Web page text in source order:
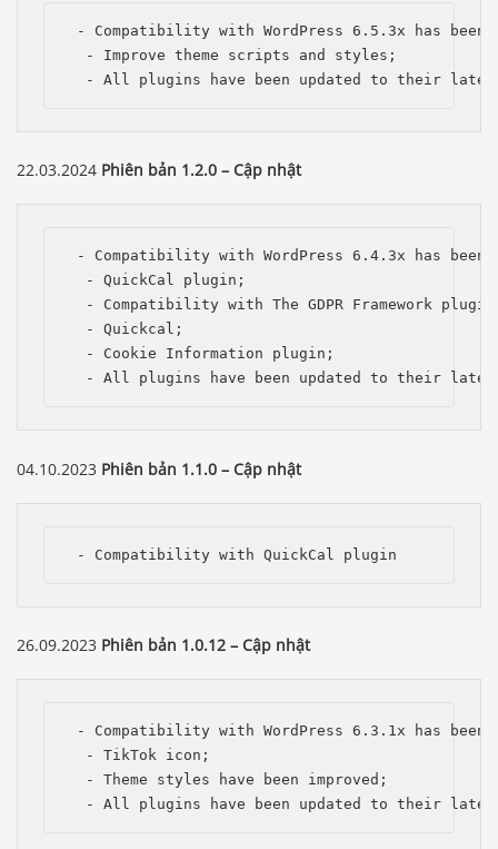
- Compatibility with WordPress 6.5.3x has been
  - Improve theme scripts and styles;
- All plugins have been updated to their
22.03.2024 Phiên bản 1.2.0 – Cập nhật
- Compatibility with WordPress 6.4.3x has been
  - QuickCal plugin;
- Compatibility with The GDPR Framework
  - Quickcal;
  - Cookie Information plugin;
- All plugins have been updated to their
04.10.2023 Phiên bản 1.1.0 – Cập nhật
- Compatibility with QuickCal plugin
26.09.2023 Phiên bản 1.0.12 – Cập nhật
- Compatibility with WordPress 6.3.1x has been
  - TikTok icon;
  - Theme styles have been improved;
- All plugins have been updated to their